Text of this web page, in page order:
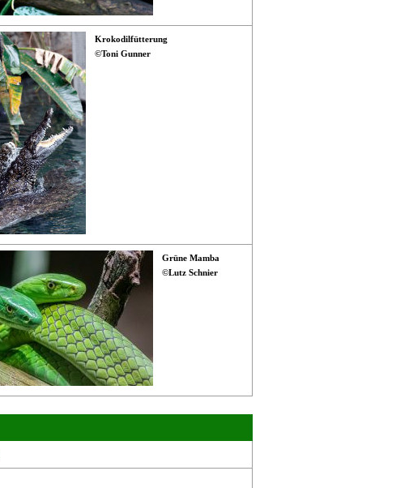
Krokodilfütterung
©Toni Gunner
Grüne Mamba
©Lutz Schnier